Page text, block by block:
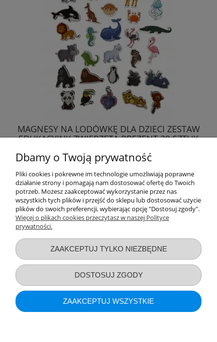
MAGNESY NA LODÓWKĘ DLA DZIECI ZESTAW
EDUKACYJNY ZWIERZĘTA PREZENT 30 SZTUK
19,99 zł
DO KOSZYKA
Informacje o sklepie
Dbamy o Twoją prywatność
Pliki cookies i pokrewne im technologie umożliwiają poprawne
działanie strony i pomagają nam dostosować ofertę do Twoich
potrzeb. Możesz zaakceptować wykorzystanie przez nas
wszystkich tych plików i przejść do sklepu lub dostosować użycie
plików do swoich preferencji, wybierając opcję "Dostosuj zgody".
Więcej o plikach cookies przeczytasz w naszej Polityce
prywatności.
ZAAKCEPTUJ TYLKO NIEZBĘDNE
DOSTOSUJ ZGODY
ZAAKCEPTUJ WSZYSTKIE